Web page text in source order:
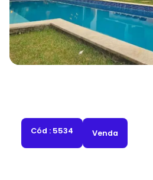
Cód : 5534 Venda